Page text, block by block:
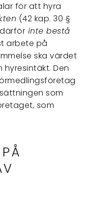
för att hyra
(42 kap. 30 §
inte bestå
arbete på
ska värdet
Den
som
som